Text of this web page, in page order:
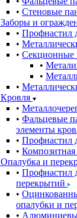
Стеновые
Заборы и
Профнастил
Секционные
Кровля
Фальцевые
элементы
Профнастил
Композитная
Опалубка и
Профнастил
перекрытий
опалубки и